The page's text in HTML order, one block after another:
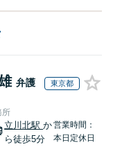
弁護
東京都
所
立川北駅か
ら徒歩5分
営業時間：
本日定休日